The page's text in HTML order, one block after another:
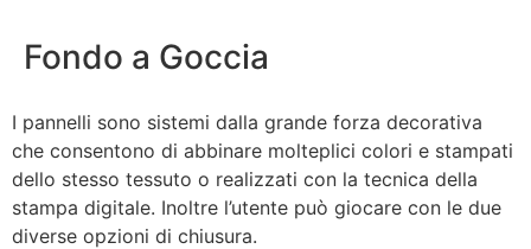
Fondo a Goccia
I pannelli sono sistemi dalla grande forza decorativa
che consentono di abbinare molteplici colori e stampati
dello stesso tessuto o realizzati con la tecnica della
stampa digitale. Inoltre l’utente può giocare con le due
diverse opzioni di chiusura.